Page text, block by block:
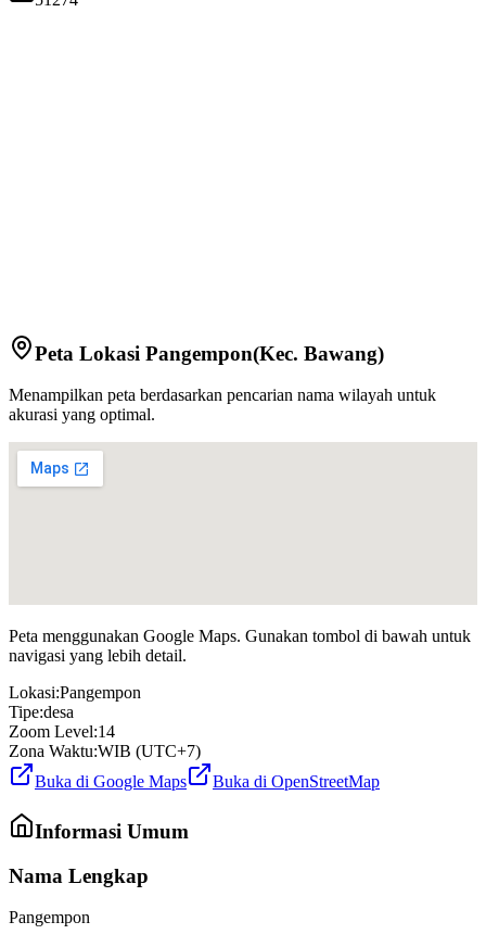
Peta Lokasi Pangempon(Kec. Bawang)
Menampilkan peta berdasarkan pencarian nama wilayah untuk
akurasi yang optimal.
Peta menggunakan Google Maps. Gunakan tombol di bawah untuk
navigasi yang lebih detail.
Lokasi:Pangempon
Tipe:desa
Zoom Level:14
Zona Waktu:WIB (UTC+7)
Buka di Google Maps
Buka di OpenStreetMap
Informasi Umum
Nama Lengkap
Pangempon